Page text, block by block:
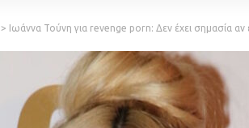
> Ιωάννα Τούνη για revenge porn: Δεν έχει σημασία αν